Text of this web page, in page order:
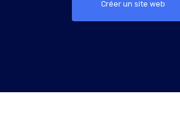
Créer un site web